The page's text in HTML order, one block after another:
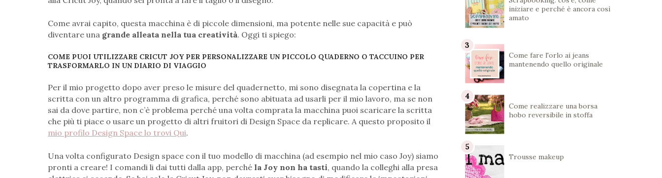
Come avrai capito, questa macchina è di piccole dimensioni, ma potente nelle sue capacità e può
diventare una grande alleata nella tua creatività. Oggi ti spiego:
COME PUOI UTILIZZARE CRICUT JOY PER PERSONALIZZARE UN PICCOLO QUADERNO O TACCUINO PER
TRASFORMARLO IN UN DIARIO DI VIAGGIO
Per il mio progetto dopo aver preso le misure del quadernetto, mi sono disegnata la copertina e la
scritta con un altro programma di grafica, perché sono abituata ad usarli per il mio lavoro, ma se non
sai da dove partire, non c’è problema perché una volta comprata la macchina puoi scaricare la scritta
che più ti piace o usare un progetto di altri fruitori di Design Space da replicare. A questo proposito il
mio profilo Design Space lo trovi Qui.
Una volta configurato Design space con il tuo modello di macchina (ad esempio nel mio caso Joy) siamo
pronti a creare! I comandi li dai tutti dalla app, perché la Joy non ha tasti, quando la colleghi alla presa
iniziare e perché è ancora così
amato
Come fare l'orlo ai jeans
mantenendo quello originale
Come realizzare una borsa
hobo reversibile in stoffa
Trousse makeup